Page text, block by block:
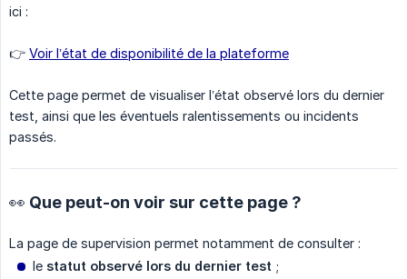
ici :
👉 Voir l’état de disponibilité de la plateforme
Cette page permet de visualiser l’état observé lors du dernier
test, ainsi que les éventuels ralentissements ou incidents
passés.
👀 Que peut-on voir sur cette page ?
La page de supervision permet notamment de consulter :
le statut observé lors du dernier test ;